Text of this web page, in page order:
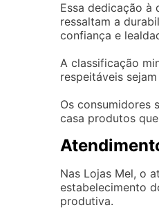
Essa dedicação à
ressaltam a
confiança e
A classificação
respeitáveis
Os consumidores
casa produtos
Nas Lojas Mel, o
estabelecimento
produtiva.